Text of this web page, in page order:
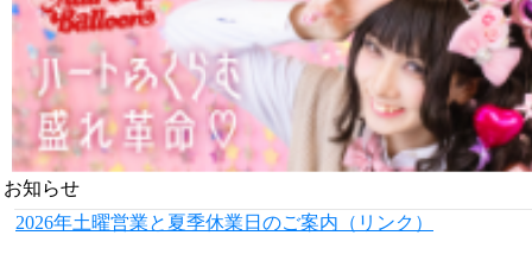
お知らせ
2026年土曜営業と夏季休業日のご案内（リンク）